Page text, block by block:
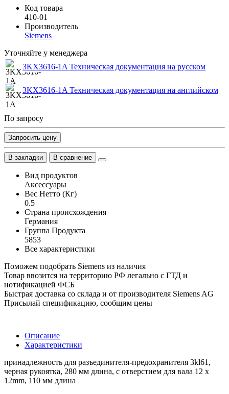
Код товара
410-01
Производитель
Siemens
Уточняйте у менеджера
3KX3616-1A Техническая документация на русском
3KX3616-1A Техническая документация на английском
По запросу
Запросить цену
В закладки В сравнение
Вид продуктов
Аксессуары
Вес Нетто (Кг)
0.5
Страна происхождения
Германия
Группа Продукта
5853
Все характеристики
Поможем подобрать Siemens из наличия
Товар ввозится на территорию РФ легально с ГТД и
нотификацией ФСБ
Быстрая доставка со склада и от производителя Siemens AG
Присылай спецификацию, сообщим цены
Описание
Характеристики
принадлежность для разъединителя-предохранителя 3kl61,
черная рукоятка, 280 мм длина, с отверстием для вала 12 x
12mm, 110 мм длина